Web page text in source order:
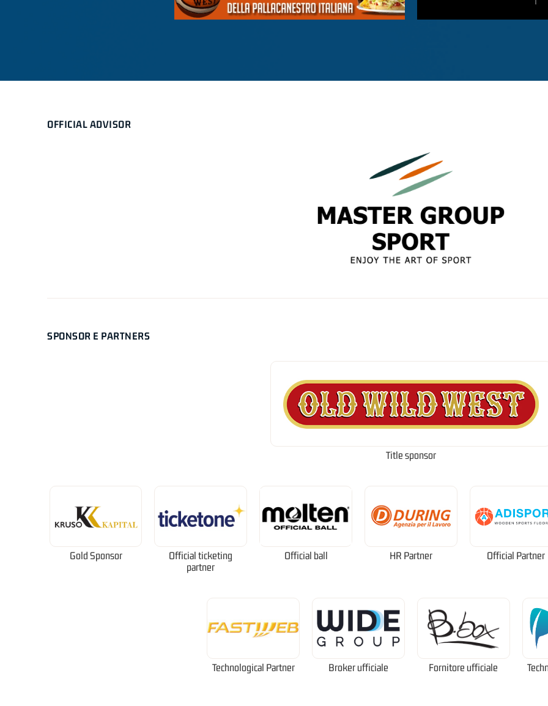
OFFICIAL ADVISOR
SPONSOR E PARTNERS
Title sponsor
Gold Sponsor
Official ticketing
partner
Official ball HR Partner Official Partner
Technological Partner Broker ufficiale Fornitore ufficiale